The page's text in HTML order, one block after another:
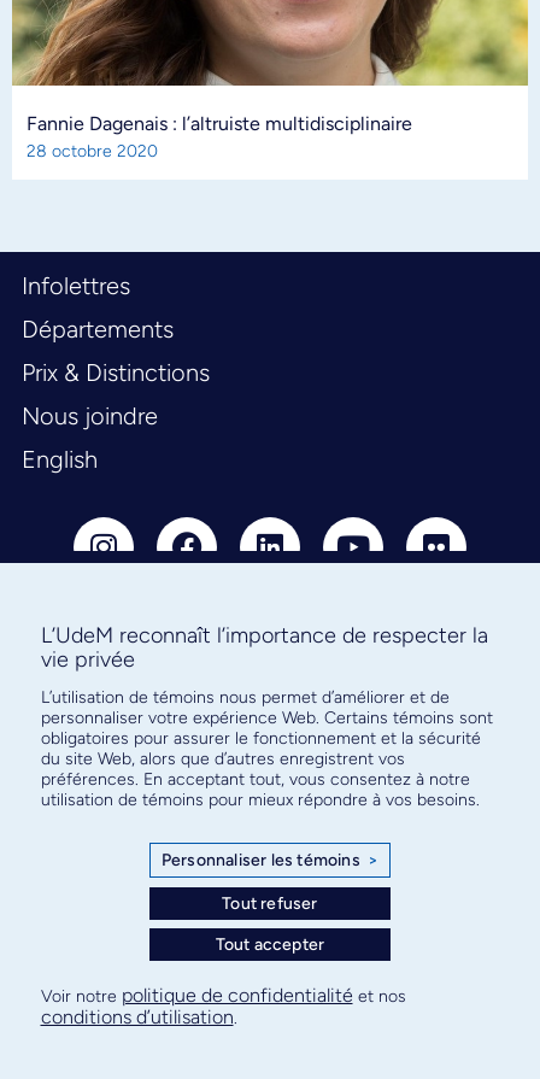
Fannie Dagenais : l’altruiste multidisciplinaire
28 octobre 2020
Infolettres
Départements
Prix & Distinctions
Nous joindre
English
Abonnez-vous à notre infolettre
pour connaître l’actualité facultaire
© Faculté de médecine - Université de Montréal
Plan de site
Confidentialité
Conditions d’utilisation
Paramètres des témoins
L’UdeM reconnaît l’importance de respecter la
vie privée
L’utilisation de témoins nous permet d’améliorer et de
personnaliser votre expérience Web. Certains témoins sont
obligatoires pour assurer le fonctionnement et la sécurité
du site Web, alors que d’autres enregistrent vos
préférences. En acceptant tout, vous consentez à notre
utilisation de témoins pour mieux répondre à vos besoins.
Personnaliser les témoins >
Tout refuser
Tout accepter
Voir notre politique de confidentialité et nos
conditions d’utilisation.